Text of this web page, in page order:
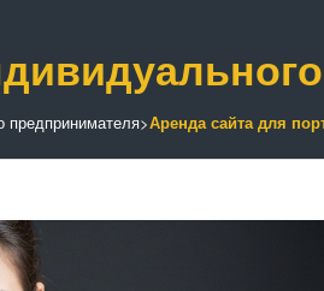
предпринимателя>Аренда сайта для